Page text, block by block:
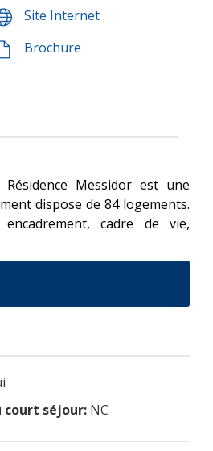
Site Internet
Brochure
Résidence Messidor est une
dispose de 84 logements.
cadre de vie,
court séjour: NC